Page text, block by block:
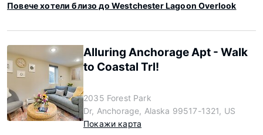
Повече хотели близо до Westchester Lagoon Overlook
Alluring Anchorage Apt - Walk
to Coastal Trl!
2035 Forest Park
Dr, Anchorage, Alaska 99517-1321, US
Покажи карта